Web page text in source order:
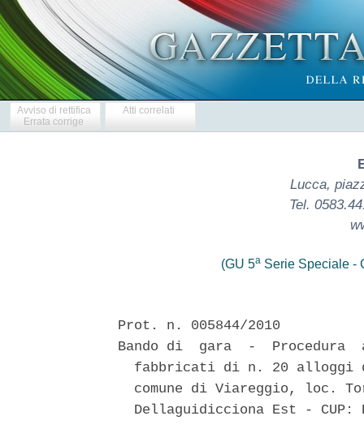
Avviso di rettifica
Errata corrige
Atti correlati
Lucca,
Tel.
(GU 5a Serie Speciale -
Prot. n. 005844/2010
Bando di  gara  -
fabbricati di n. 20 alloggi
comune di Viareggio, loc.
Dellaguidicciona Est -